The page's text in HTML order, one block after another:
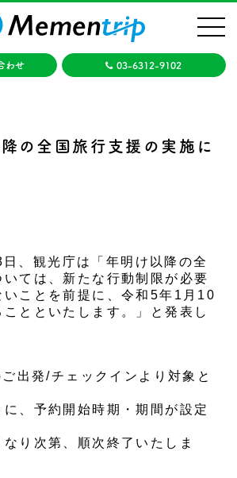
わせ 03-6312-9102
の全国旅行支援の実施について
の全国旅行支援の実施に
、観光庁は「年明け以降の全
いては、新たな行動制限が必要
いことを前提に、令和5年1月10
ことといたします。」と発表し
出発/チェックインより対象と
に、予約開始時期・期間が設定
なり次第、順次終了いたしま